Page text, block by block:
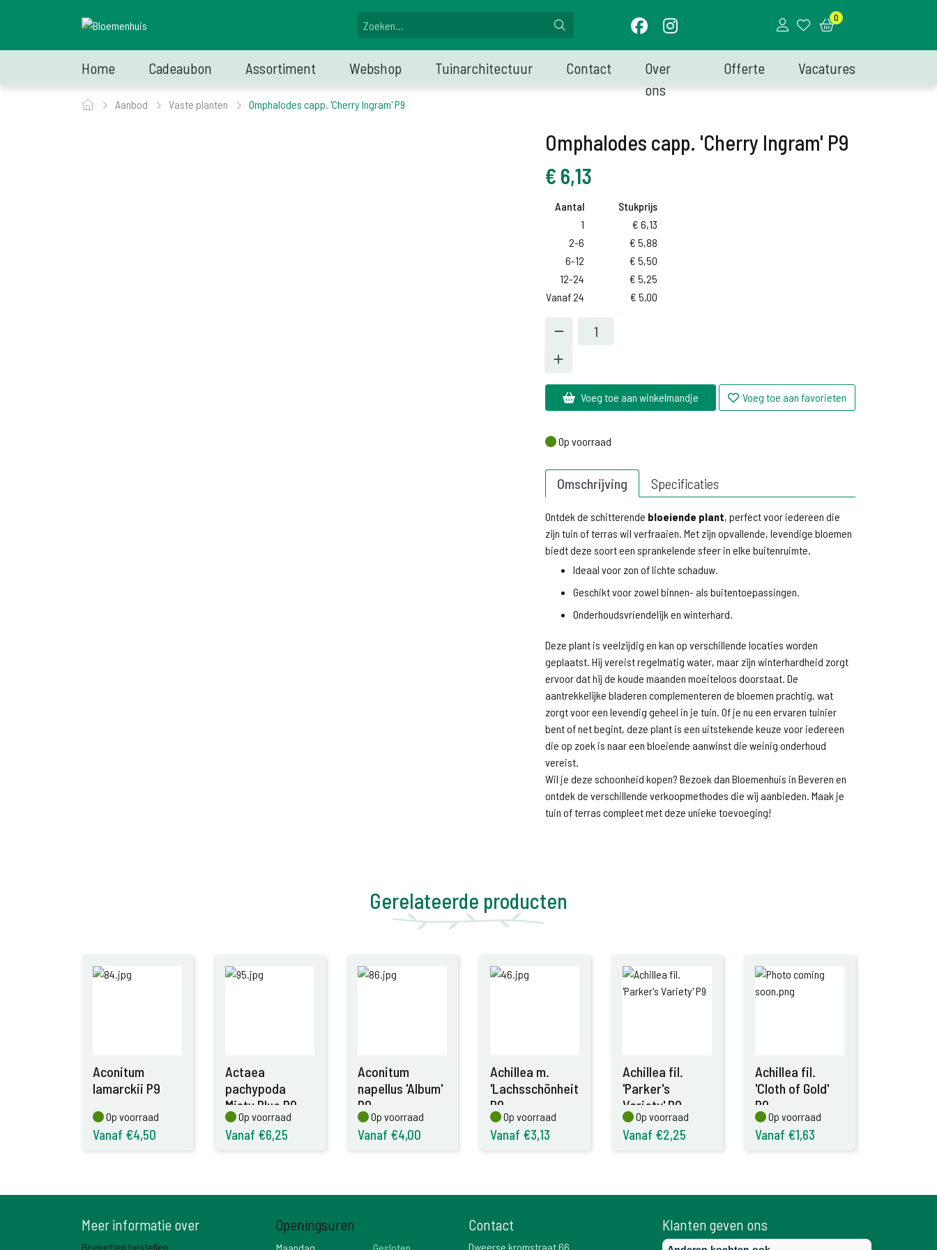
0
Home Cadeaubon Assortiment Webshop Tuinarchitectuur Contact
Over
ons
Offerte Vacatures
Aanbod Vaste planten Omphalodes capp. 'Cherry Ingram' P9
Omphalodes capp. 'Cherry Ingram' P9
€ 6,13
Aantal
Stukprijs
1
€ 6,13
2-6
€ 5,88
6-12
€ 5,50
12-24
€ 5,25
Vanaf 24
€ 5,00
Voeg toe aan winkelmandje Voeg toe aan favorieten
Op voorraad
Op voorraad
Omschrijving Specificaties
Ontdek de schitterende bloeiende plant, perfect voor iedereen die
zijn tuin of terras wil verfraaien. Met zijn opvallende, levendige bloemen
biedt deze soort een sprankelende sfeer in elke buitenruimte.
Ideaal voor zon of lichte schaduw.
Geschikt voor zowel binnen- als buitentoepassingen.
Onderhoudsvriendelijk en winterhard.
Deze plant is veelzijdig en kan op verschillende locaties worden
geplaatst. Hij vereist regelmatig water, maar zijn winterhardheid zorgt
ervoor dat hij de koude maanden moeiteloos doorstaat. De
aantrekkelijke bladeren complementeren de bloemen prachtig, wat
zorgt voor een levendig geheel in je tuin. Of je nu een ervaren tuinier
bent of net begint, deze plant is een uitstekende keuze voor iedereen
die op zoek is naar een bloeiende aanwinst die weinig onderhoud
vereist.
Wil je deze schoonheid kopen? Bezoek dan Bloemenhuis in Beveren en
ontdek de verschillende verkoopmethodes die wij aanbieden. Maak je
tuin of terras compleet met deze unieke toevoeging!
Gerelateerde producten
Aconitum
lamarckii P9
Op voorraad
Op voorraad
Vanaf €4,50
Actaea
pachypoda
Misty Blue P9
Op voorraad
Op voorraad
Vanaf €6,25
Aconitum
napellus 'Album'
P9
Op voorraad
Op voorraad
Vanaf €4,00
Achillea m.
'Lachsschönheit'
P9
Op voorraad
Op voorraad
Vanaf €3,13
Achillea fil.
'Parker's
Variety' P9
Op voorraad
Op voorraad
Vanaf €2,25
Achillea fil.
'Cloth of Gold'
P9
Op voorraad
Op voorraad
Vanaf €1,63
Meer informatie over
Boeketten bestellen
Openingsuren Contact
Dweerse kromstraat 66
Klanten geven ons